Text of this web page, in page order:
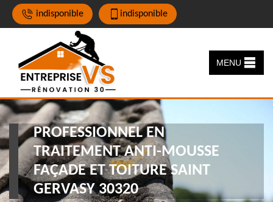
indisponible indisponible
MENU
PROFESSIONNEL EN
TRAITEMENT ANTI-MOUSSE
FAÇADE ET TOITURE SAINT
GERVASY 30320